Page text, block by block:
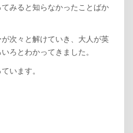
みると知らなかったことばか
次々と解けていき、大人が英
ろとわかってきました。
います。